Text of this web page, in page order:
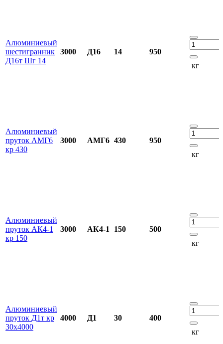
Алюминиевый
шестигранник
Д16т Шг 14
3000 Д16 14
950
кг
Алюминиевый
пруток АМГ6
кр 430
3000 АМГ6 430
950
кг
Алюминиевый
пруток АК4-1
кр 150
3000 АК4-1 150
500
кг
Алюминиевый
пруток Д1т кр
30х4000
4000 Д1 30
400
кг